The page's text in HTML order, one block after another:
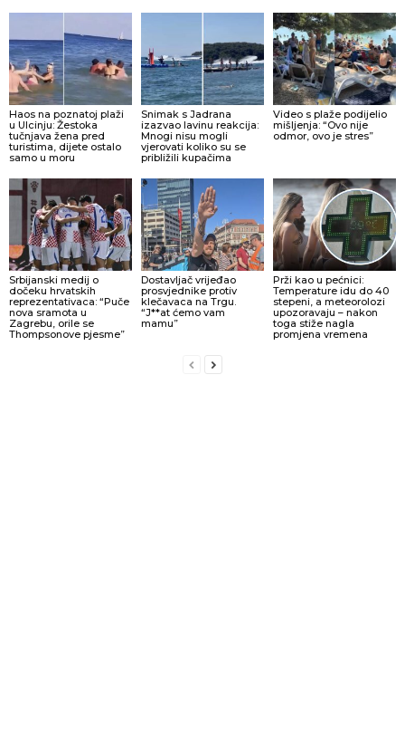
Haos na poznatoj plaži
u Ulcinju: Žestoka
tučnjava žena pred
turistima, dijete ostalo
samo u moru
Snimak s Jadrana
izazvao lavinu reakcija:
Mnogi nisu mogli
vjerovati koliko su se
približili kupačima
Video s plaže podijelio
mišljenja: “Ovo nije
odmor, ovo je stres”
Srbijanski medij o
dočeku hrvatskih
reprezentativaca: “Puče
nova sramota u
Zagrebu, orile se
Thompsonove pjesme”
Dostavljač vrijeđao
prosvjednike protiv
klečavaca na Trgu.
“J**at ćemo vam
mamu”
Prži kao u pećnici:
Temperature idu do 40
stepeni, a meteorolozi
upozoravaju – nakon
toga stiže nagla
promjena vremena